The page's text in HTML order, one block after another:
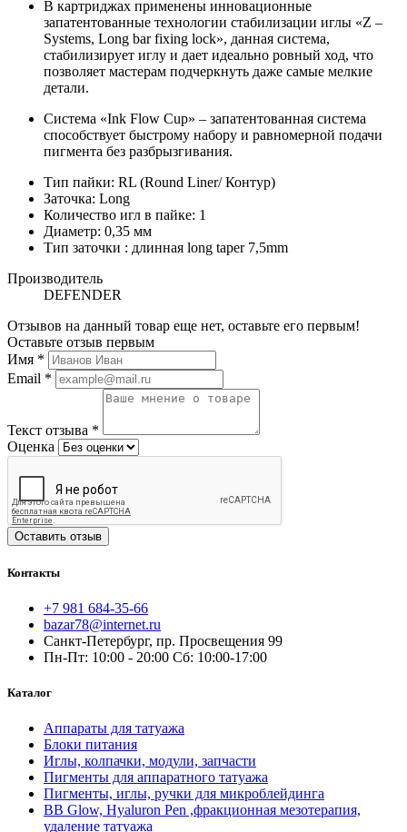
В картриджах применены инновационные
запатентованные технологии стабилизации иглы «Z –
Systems, Long bar fixing lock», данная система,
стабилизирует иглу и дает идеально ровный ход, что
позволяет мастерам подчеркнуть даже самые мелкие
детали.
Система «Ink Flow Cup» – запатентованная система
способствует быстрому набору и равномерной подачи
пигмента без разбрызгивания.
Тип пайки: RL (Round Liner/ Контур)
Заточка: Long
Количество игл в пайке: 1
Диаметр: 0,35 мм
Тип заточки : длинная long taper 7,5mm
Производитель
DEFENDER
Отзывов на данный товар еще нет, оставьте его первым!
Оставьте отзыв первым
Имя *
Email *
Текст отзыва *
Оценка
Оставить отзыв
Контакты
+7 981 684-35-66
bazar78@internet.ru
Санкт-Петербург, пр. Просвещения 99
Пн-Пт: 10:00 - 20:00 Сб: 10:00-17:00
Каталог
Аппараты для татуажа
Блоки питания
Иглы, колпачки, модули, запчасти
Пигменты для аппаратного татуажа
Пигменты, иглы, ручки для микроблейдинга
BB Glow, Hyaluron Pen ,фракционная мезотерапия,
удаление татуажа